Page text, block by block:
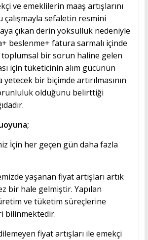
ve emeklilerin maaş artışlarını
çalışmayla sefaletin resmini
çıkan derin yoksulluk nedeniyle
beslenme+ fatura sarmalı içinde
bir sorun haline gelen
için tüketicinin alım gücünün
bir biçimde artırılmasının
olduğunu belirttiği
İçin her geçen gün daha fazla
yaşanan fiyat artışları artık
bir hale gelmiştir. Yapılan
ve tüketim süreçlerine
bilinmektedir.
fiyat artışları ile emekçi